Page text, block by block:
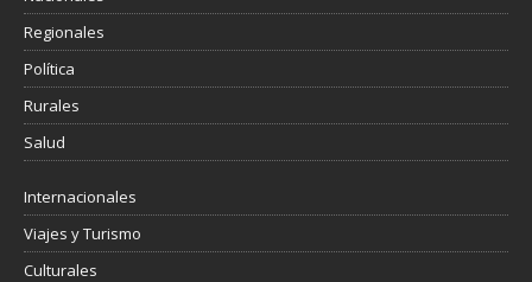
Regionales
Política
Rurales
Salud
Internacionales
Viajes y Turismo
Culturales